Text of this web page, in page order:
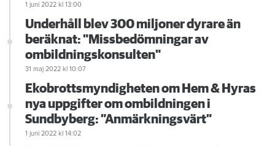
1 juni 2022 kl 13:00
Underhåll blev 300 miljoner dyrare än
beräknat: "Missbedömningar av
ombildningskonsulten"
31 maj 2022 kl 10:07
Ekobrottsmyndigheten om Hem & Hyras
nya uppgifter om ombildningen i
Sundbyberg: ”Anmärkningsvärt”
1 juni 2022 kl 14:02